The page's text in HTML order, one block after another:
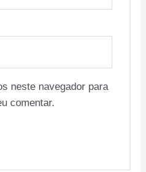
neste navegador para
comentar.